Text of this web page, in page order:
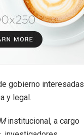
gobierno interesadas
y legal.
institucional, a cargo